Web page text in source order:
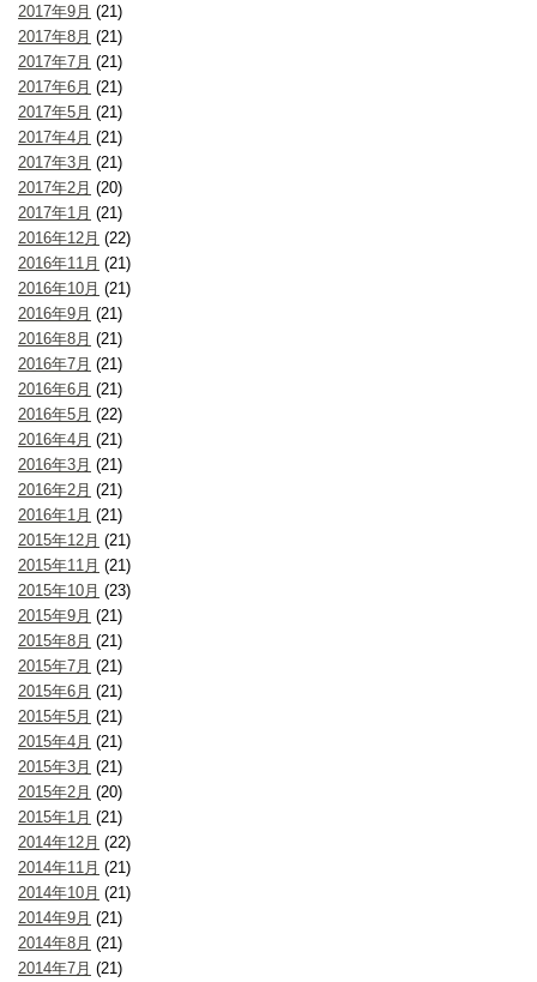
2017年9月 (21)
2017年8月 (21)
2017年7月 (21)
2017年6月 (21)
2017年5月 (21)
2017年4月 (21)
2017年3月 (21)
2017年2月 (20)
2017年1月 (21)
2016年12月 (22)
2016年11月 (21)
2016年10月 (21)
2016年9月 (21)
2016年8月 (21)
2016年7月 (21)
2016年6月 (21)
2016年5月 (22)
2016年4月 (21)
2016年3月 (21)
2016年2月 (21)
2016年1月 (21)
2015年12月 (21)
2015年11月 (21)
2015年10月 (23)
2015年9月 (21)
2015年8月 (21)
2015年7月 (21)
2015年6月 (21)
2015年5月 (21)
2015年4月 (21)
2015年3月 (21)
2015年2月 (20)
2015年1月 (21)
2014年12月 (22)
2014年11月 (21)
2014年10月 (21)
2014年9月 (21)
2014年8月 (21)
2014年7月 (21)